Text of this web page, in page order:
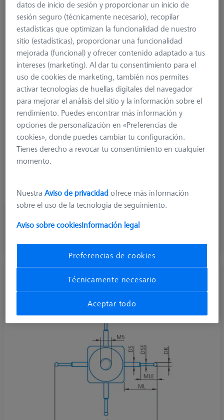
Product Type
Stylus
Ø Sphere (DK)
1,0 mm
Length (L)
45,0 mm
Stylus Tip Material
Ruby
Stylus Tip
Sphere
Shaft Material
Tung. Carb.
Connection Type
M5
Measuring Length
Ø Shaft (DS)
2,0 mm
más el IVA
Palpador de estrella M5, DK3.5 L45
datos de inicio de sesión y proporcionar un inicio de
sesión seguro (técnicamente necesario), recopilar
estadísticas que optimizan la funcionalidad de nuestro
sitio (estadísticas), proporcionar una funcionalidad
mejorada (funcional) y ofrecer contenido adaptado a tus
intereses (marketing). Al dar tu consentimiento para el
uso de cookies de marketing, también nos permites
activar tecnologías de huellas digitales del navegador
para mejorar el análisis del sitio y la información sobre el
rendimiento. Puedes encontrar más información y
opciones de personalización en «Preferencias de
cookies», donde puedes cambiar tu configuración.
Tienes derecho a revocar tu consentimiento en cualquier
momento.
NuestraAviso de privacidadofrece más información
sobre el uso de la tecnología de seguimiento.
Aviso sobre cookiesInformación legal
Preferencias de cookies
Técnicamente necesario
Aceptar todo